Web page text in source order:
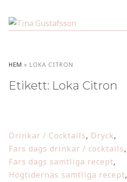
HEM » LOKA CITRON
Etikett: Loka Citron
Drinkar / Cocktails, Dryck,
Fars dags drinkar / cocktails,
Fars dags samtliga recept,
Högtidernas samtliga recept,